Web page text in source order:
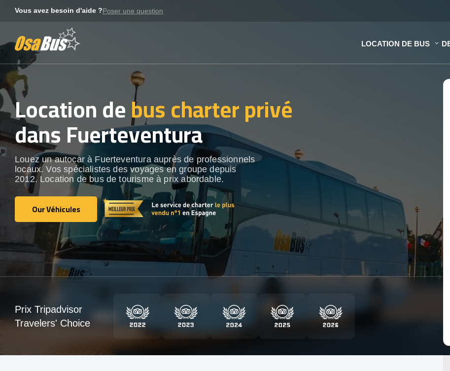
Vous avez besoin d'aide ?Poser une question
LOCATION DE BUS
Location debus charter privé
dans Fuerteventura
Louez un autocar à Fuerteventura auprès de professionnels
locaux. Vos spécialistes des voyages en groupe depuis
2012. Location de bus de tourisme à prix abordable.
Our Véhicules
Our Véhicules
Prix Tripadvisor
Travelers' Choice